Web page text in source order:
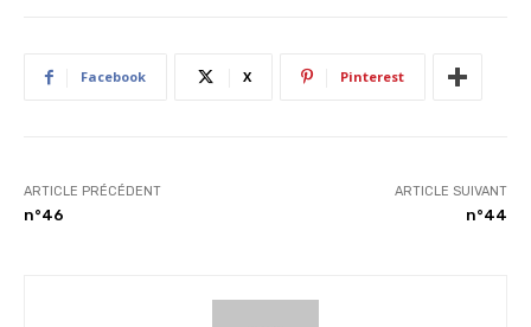
Facebook X Pinterest
ARTICLE PRÉCÉDENT
n°46
ARTICLE SUIVANT
n°44